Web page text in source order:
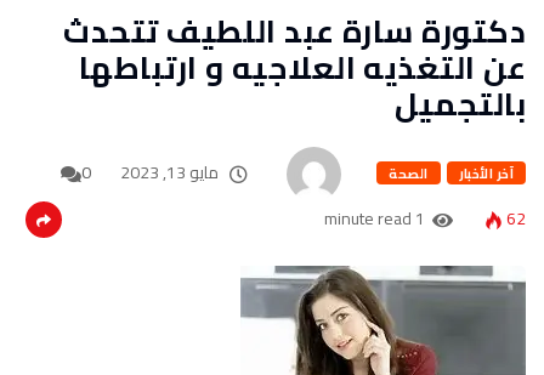
دكتورة سارة عبد اللطيف تتحدث
عن التغذيه العلاجيه و ارتباطها
بالتجميل
آخر الأخبار الصحة مايو 13, 2023
0
62
1 minute read